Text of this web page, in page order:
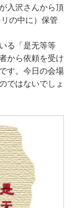
入沢さんから頂
の中に）保管
る「是无等等
から依頼を受け
す。今日の会場
ではないでしょ